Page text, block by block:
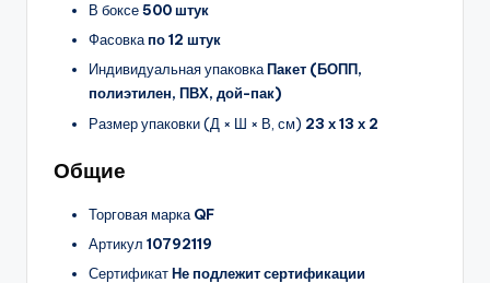
В боксе500 штук
Фасовкапо 12 штук
Индивидуальная упаковкаПакет (БОПП,
полиэтилен, ПВХ, дой-пак)
Размер упаковки (Д × Ш × В, см) 23 х 13 х 2
Общие
Торговая марка QF
Артикул 10792119
СертификатНе подлежит сертификации